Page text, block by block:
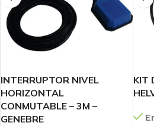
INTERRUPTOR NIVEL
HORIZONTAL
CONMUTABLE – 3M –
GENEBRE
KIT